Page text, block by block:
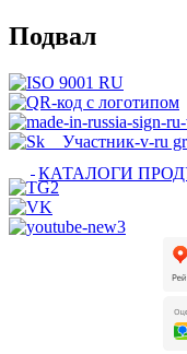
Подвал
КАТАЛОГИ